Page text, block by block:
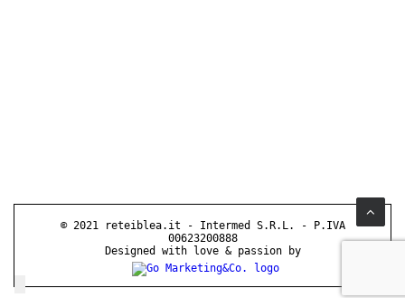
© 2021 reteiblea.it - Intermed S.R.L. - P.IVA
00623200888
Designed with love & passion by